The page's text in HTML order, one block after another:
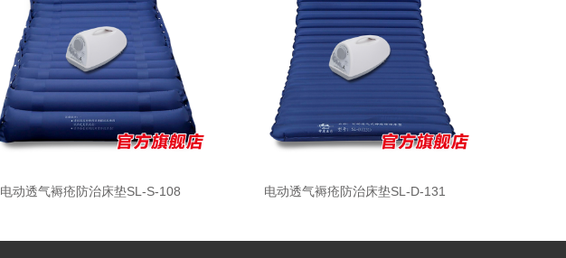
电动透气褥疮防治床垫SL-S-108 电动透气褥疮防治床垫SL-D-131